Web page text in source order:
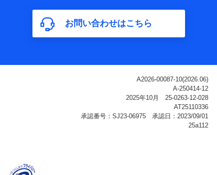
構成、住所、dポイント残高、dポイント利用履歴などが
含まれます。
利用情報
ご契約状態・ご利用履歴インターネット利用時の行動に
関する情報、アプリケーション利用時の行動に関する情
報、購入されたサービスや商品の名称・購入場所・決済
に関する情報、アンケートの回答に関する情報などが含
名、住所、生年月日、性別、保険契約者と被保険者の関
お問い合わせはこちら